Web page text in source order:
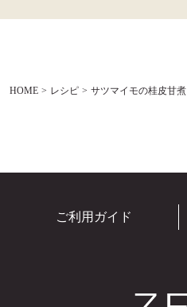
HOME レシピ サツマイモの桂皮甘煮
ご利用ガイド